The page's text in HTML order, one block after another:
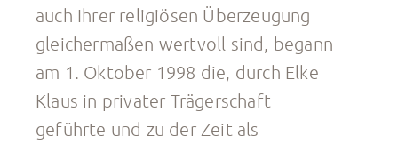
auch Ihrer religiösen Überzeugung
gleichermaßen wertvoll sind, begann
am 1. Oktober 1998 die, durch Elke
Klaus in privater Trägerschaft
geführte und zu der Zeit als